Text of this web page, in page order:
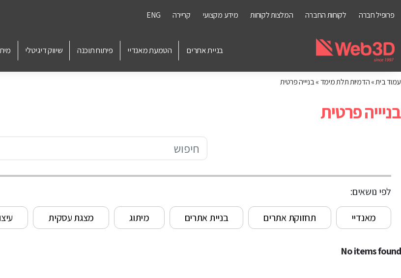
פרופיל חברה לקוחות החברה המלצות לקוחות מידע מקצועי קריירה ENG
בניית אתרים הטמעת מאנדיי פיתוח תוכנה שיווק דיגיטלי
עמוד בית»הדמיות תלת מימד»בניייה פרטית
בניייה פרטית
לפי נושאים:
תחזוקת אתרים בניית אתרים מאנדיי מיתוג מצגת עסקית
No items found